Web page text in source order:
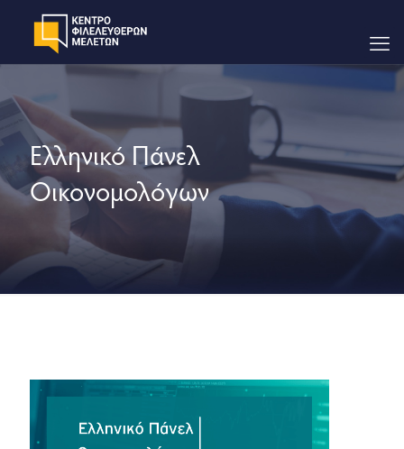
Ελληνικό Πάνελ
Οικονομολόγων